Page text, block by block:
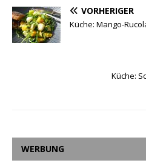
VORHERIGER
Küche: Mango-
Küche:
WERBUNG